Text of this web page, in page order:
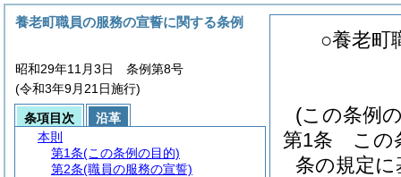
○養老町
(この条例
第1条
この
条の規定
養老町職員の服務の宣誓に関する条例
昭和29年11月3日 条例第8号
(令和3年9月21日施行)
条項目次
沿革
本則
第1条(この条例の目的)
第2条(職員の服務の宣誓)